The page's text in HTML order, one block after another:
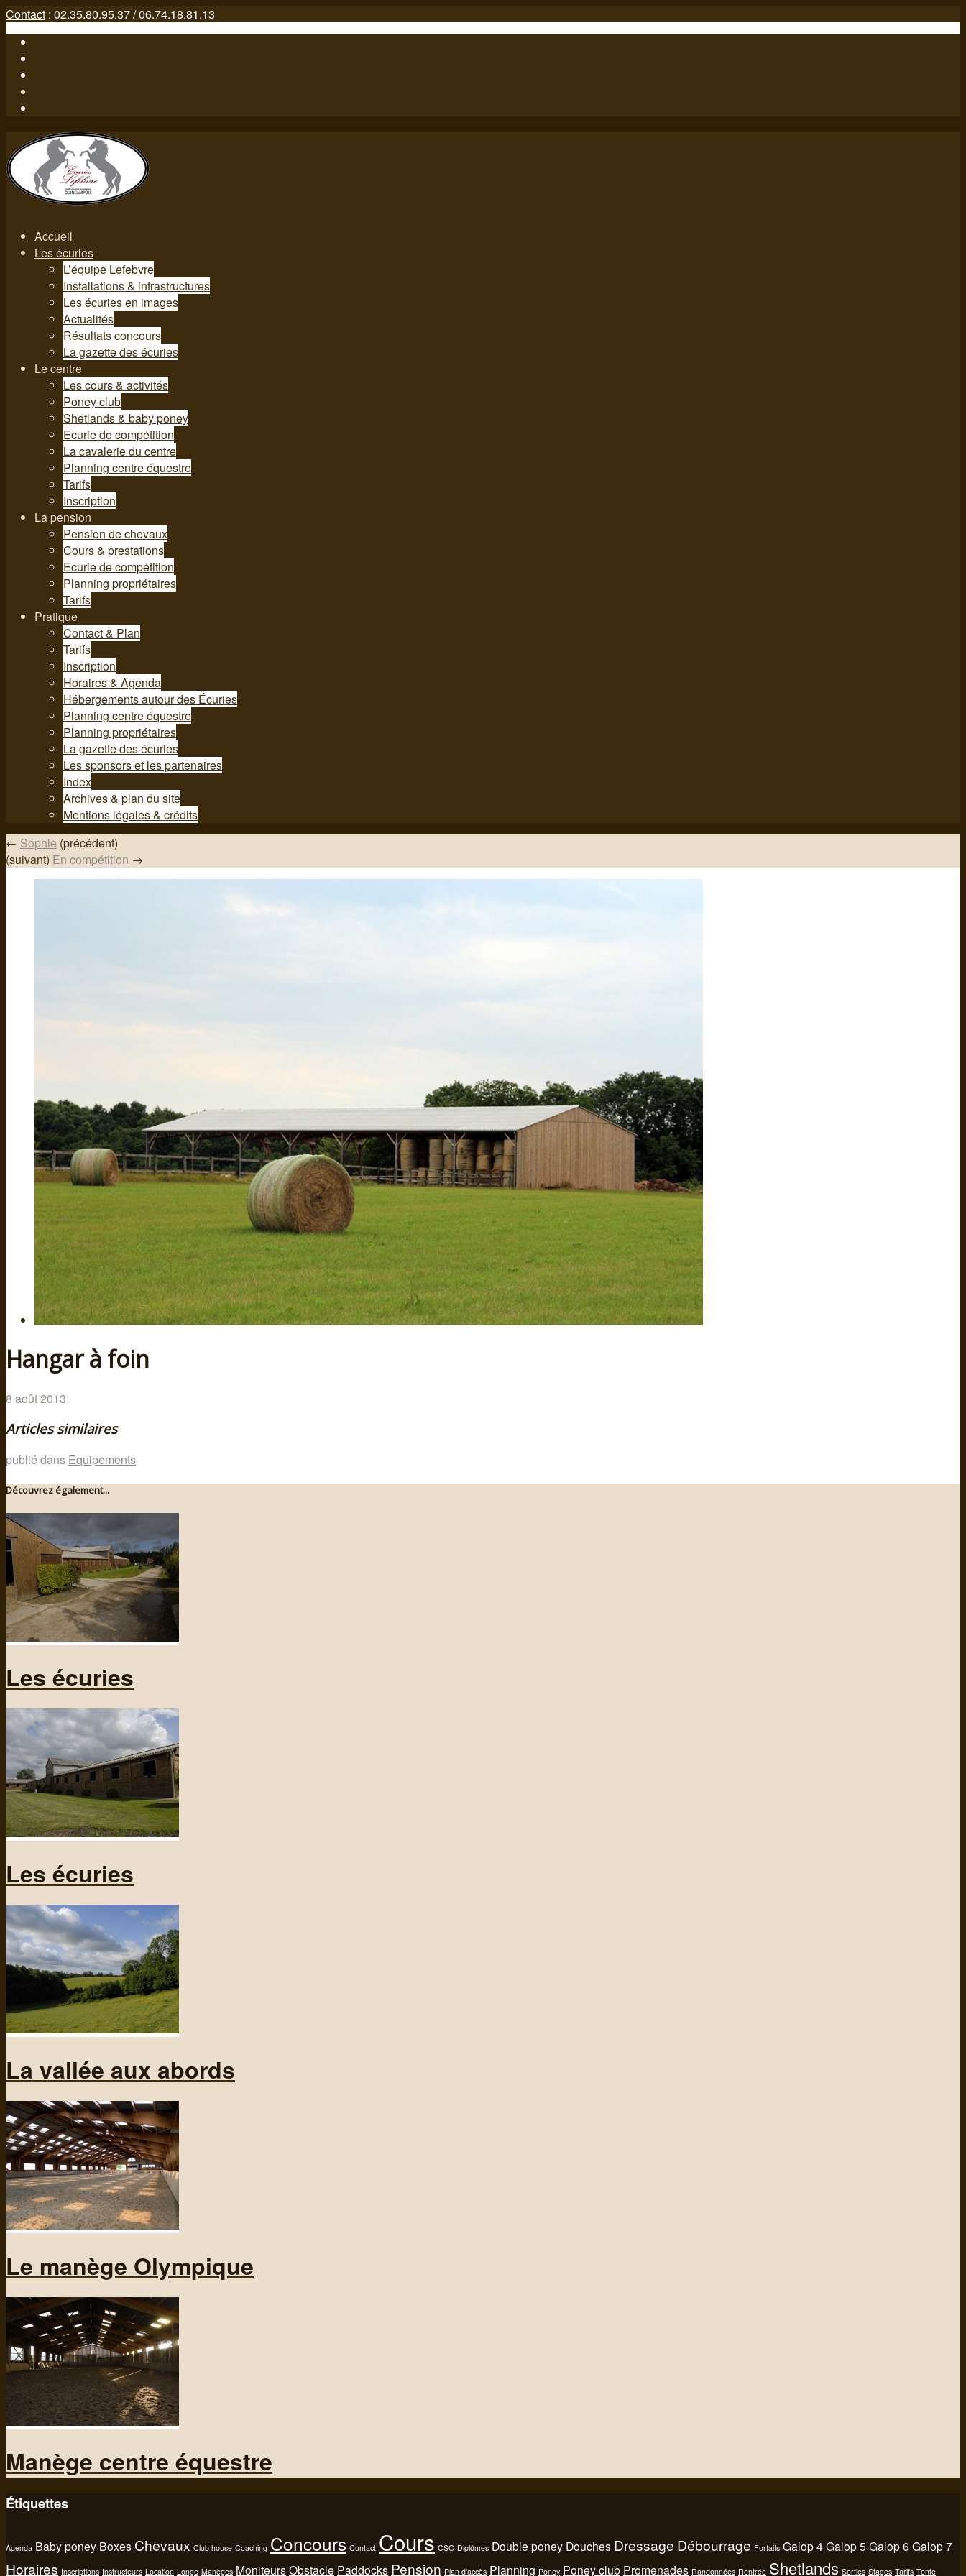
Contact : 02.35.80.95.37 / 06.74.18.81.13
Accueil
Les écuries
L’équipe Lefebvre
Installations & infrastructures
Les écuries en images
Actualités
Résultats concours
La gazette des écuries
Le centre
Les cours & activités
Poney club
Shetlands & baby poney
Ecurie de compétition
La cavalerie du centre
Planning centre équestre
Tarifs
Inscription
La pension
Pension de chevaux
Cours & prestations
Ecurie de compétition
Planning propriétaires
Tarifs
Pratique
Contact & Plan
Tarifs
Inscription
Horaires & Agenda
Hébergements autour des Écuries
Planning centre équestre
Planning propriétaires
La gazette des écuries
Les sponsors et les partenaires
Index
Archives & plan du site
Mentions légales & crédits
← Sophie (précédent)
(suivant) En compétition →
Hangar à foin
8 août 2013
Articles similaires
publié dans Equipements
Découvrez également...
Les écuries
Les écuries
La vallée aux abords
Le manège Olympique
Manège centre équestre
Étiquettes
Agenda Baby poney Boxes Chevaux Club house Coaching Concours Contact Cours CSO Diplômes Double poney Douches Dressage Débourrage Forfaits Galop 4Galop 5 Galop 6 Galop 7
Horaires Inscriptions Instructeurs Location Longe Manèges MoniteursObstacle Paddocks Pension Plan d'accès Planning Poney Poney club Promenades Randonnées Rentrée Shetlands Sorties Stages Tarifs Tonte